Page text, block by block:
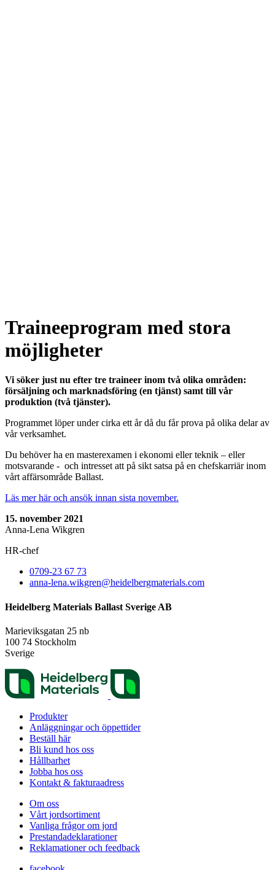
Traineeprogram med stora
möjligheter
Vi söker just nu efter tre traineer inom två olika områden:
försäljning och marknadsföring (en tjänst) samt till vår
produktion (två tjänster).
Programmet löper under cirka ett år då du får prova på olika delar av
vår verksamhet.
Du behöver ha en masterexamen i ekonomi eller teknik – eller
motsvarande - och intresset att på sikt satsa på en chefskarriär inom
vårt affärsområde Ballast.
Läs mer här och ansök innan sista november.
15. november 2021
Anna-Lena Wikgren
HR-chef
0709-23 67 73
anna-lena.wikgren​@heidelbergmaterials.com
Heidelberg Materials Ballast Sverige AB
Marieviksgatan 25 nb
100 74 Stockholm
Sverige
Produkter
Anläggningar och öppettider
Beställ här
Bli kund hos oss
Hållbarhet
Jobba hos oss
Kontakt & fakturaadress
Om oss
Vårt jordsortiment
Vanliga frågor om jord
Prestanda­deklarationer
Reklamationer och feedback